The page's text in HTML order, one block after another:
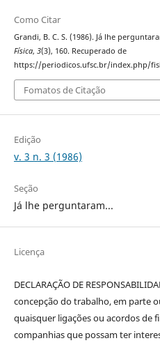
Como Citar
Grandi, B. C. S. (1986). Já lhe
Física, 3(3), 160. Recuperado de
https://periodicos.ufsc.br/index.php/
Fomatos de Citação
Edição
v. 3 n. 3 (1986)
Seção
Já lhe perguntaram...
Licença
DECLARAÇÃO DE
concepção do trabalho, em parte
quaisquer ligações ou acordos de
companhias que possam ter